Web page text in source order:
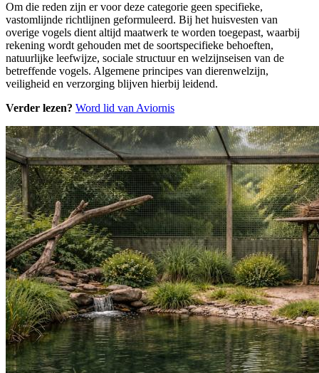
Om die reden zijn er voor deze categorie geen specifieke,
vastomlijnde richtlijnen geformuleerd. Bij het huisvesten van
overige vogels dient altijd maatwerk te worden toegepast, waarbij
rekening wordt gehouden met de soortspecifieke behoeften,
natuurlijke leefwijze, sociale structuur en welzijnseisen van de
betreffende vogels. Algemene principes van dierenwelzijn,
veiligheid en verzorging blijven hierbij leidend.
Verder lezen? Word lid van Aviornis